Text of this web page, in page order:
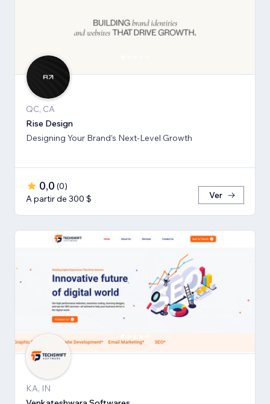
QC, CA
Rise Design
Designing Your Brand’s Next-Level Growth
0,0 (0)
A partir de 300 $
Ver
KA, IN